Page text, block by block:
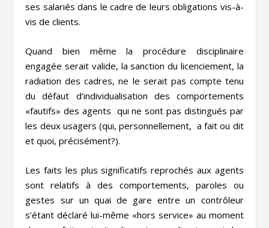
ses salariés dans le cadre de leurs obligations vis-à-
vis de clients.
Quand bien même la procédure disciplinaire
engagée serait valide, la sanction du licenciement, la
radiation des cadres, ne le serait pas compte tenu
du défaut d’individualisation des comportements
«fautifs» des agents qui ne sont pas distingués par
les deux usagers (qui, personnellement, a fait ou dit
et quoi, précisément?).
Les faits les plus significatifs reprochés aux agents
sont relatifs à des comportements, paroles ou
gestes sur un quai de gare entre un contrôleur
s’étant déclaré lui-même «hors service» au moment